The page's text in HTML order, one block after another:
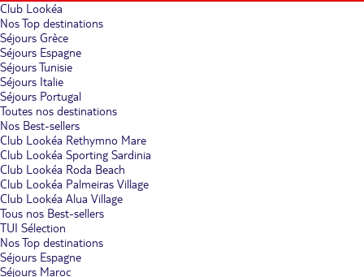
Club Lookéa
Nos Top destinations
Séjours Grèce
Séjours Espagne
Séjours Tunisie
Séjours Italie
Séjours Portugal
Toutes nos destinations
Nos Best-sellers
Club Lookéa Rethymno Mare
Club Lookéa Sporting Sardinia
Club Lookéa Roda Beach
Club Lookéa Palmeiras Village
Club Lookéa Alua Village
Tous nos Best-sellers
TUI Sélection
Nos Top destinations
Séjours Espagne
Séjours Maroc